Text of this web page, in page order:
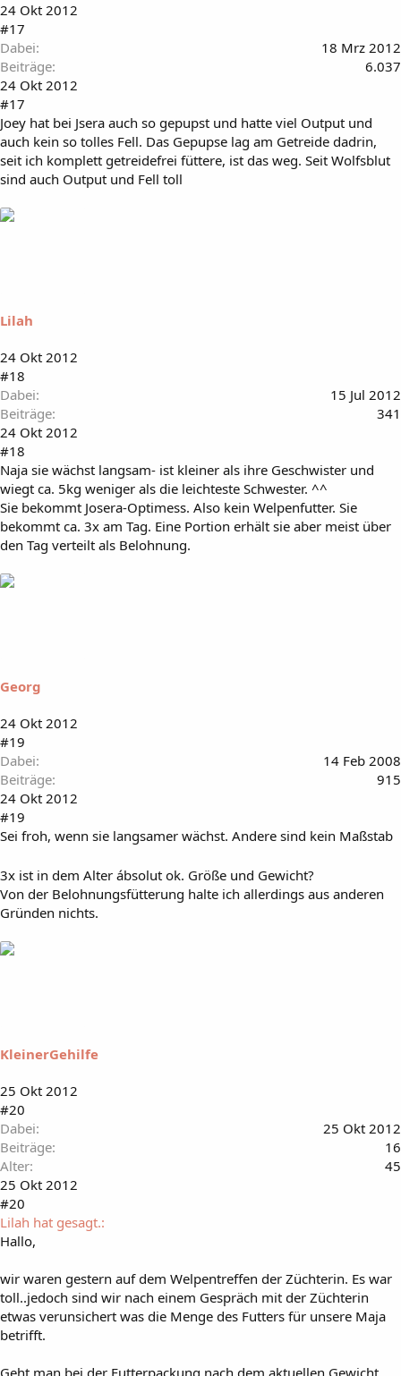
24 Okt 2012
#17
Dabei
18 Mrz 2012
Beiträge
6.037
24 Okt 2012
#17
Joey hat bei Jsera auch so gepupst und hatte viel Output und
auch kein so tolles Fell. Das Gepupse lag am Getreide dadrin,
seit ich komplett getreidefrei füttere, ist das weg. Seit Wolfsblut
sind auch Output und Fell toll
Lilah
24 Okt 2012
#18
Dabei
15 Jul 2012
Beiträge
341
24 Okt 2012
#18
Naja sie wächst langsam- ist kleiner als ihre Geschwister und
wiegt ca. 5kg weniger als die leichteste Schwester. ^^
Sie bekommt Josera-Optimess. Also kein Welpenfutter. Sie
bekommt ca. 3x am Tag. Eine Portion erhält sie aber meist über
den Tag verteilt als Belohnung.
Georg
24 Okt 2012
#19
Dabei
14 Feb 2008
Beiträge
915
24 Okt 2012
#19
Sei froh, wenn sie langsamer wächst. Andere sind kein Maßstab
3x ist in dem Alter ábsolut ok. Größe und Gewicht?
Von der Belohnungsfütterung halte ich allerdings aus anderen
Gründen nichts.
KleinerGehilfe
25 Okt 2012
#20
Dabei
25 Okt 2012
Beiträge
16
Alter
45
25 Okt 2012
#20
Lilah hat gesagt.:
Hallo,
wir waren gestern auf dem Welpentreffen der Züchterin. Es war
toll..jedoch sind wir nach einem Gespräch mit der Züchterin
etwas verunsichert was die Menge des Futters für unsere Maja
betrifft.
Geht man bei der Futterpackung nach dem aktuellen Gewicht